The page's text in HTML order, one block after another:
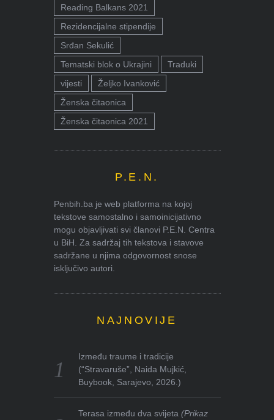
Reading Balkans 2021
Rezidencijalne stipendije
Srđan Sekulić
Tematski blok o Ukrajini
Traduki
vijesti
Željko Ivanković
Ženska čitaonica
Ženska čitaonica 2021
P.E.N.
Penbih.ba je web platforma na kojoj
tekstove samostalno i samoinicijativno
mogu objavljivati svi članovi P.E.N. Centra
u BiH. Za sadržaj tih tekstova i stavove
sadržane u njima odgovornost snose
isključivo autori.
NAJNOVIJE
Između traume i tradicije
(“Stravaruše”, Naida Mujkić,
Buybook, Sarajevo, 2026.)
Terasa između dva svijeta(Prikaz